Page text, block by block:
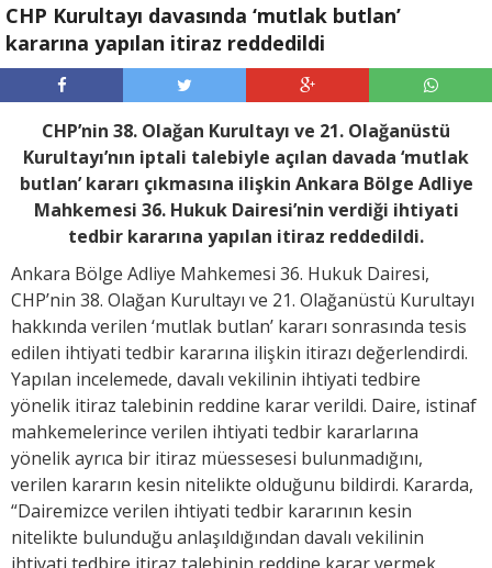
CHP Kurultayı davasında ‘mutlak butlan’
kararına yapılan itiraz reddedildi
CHP’nin 38. Olağan Kurultayı ve 21. Olağanüstü
Kurultayı’nın iptali talebiyle açılan davada ‘mutlak
butlan’ kararı çıkmasına ilişkin Ankara Bölge Adliye
Mahkemesi 36. Hukuk Dairesi’nin verdiği ihtiyati
tedbir kararına yapılan itiraz reddedildi.
Ankara Bölge Adliye Mahkemesi 36. Hukuk Dairesi,
CHP’nin 38. Olağan Kurultayı ve 21. Olağanüstü Kurultayı
hakkında verilen ‘mutlak butlan’ kararı sonrasında tesis
edilen ihtiyati tedbir kararına ilişkin itirazı değerlendirdi.
Yapılan incelemede, davalı vekilinin ihtiyati tedbire
yönelik itiraz talebinin reddine karar verildi. Daire, istinaf
mahkemelerince verilen ihtiyati tedbir kararlarına
yönelik ayrıca bir itiraz müessesesi bulunmadığını,
verilen kararın kesin nitelikte olduğunu bildirdi. Kararda,
“Dairemizce verilen ihtiyati tedbir kararının kesin
nitelikte bulunduğu anlaşıldığından davalı vekilinin
ihtiyati tedbire itiraz talebinin reddine karar vermek